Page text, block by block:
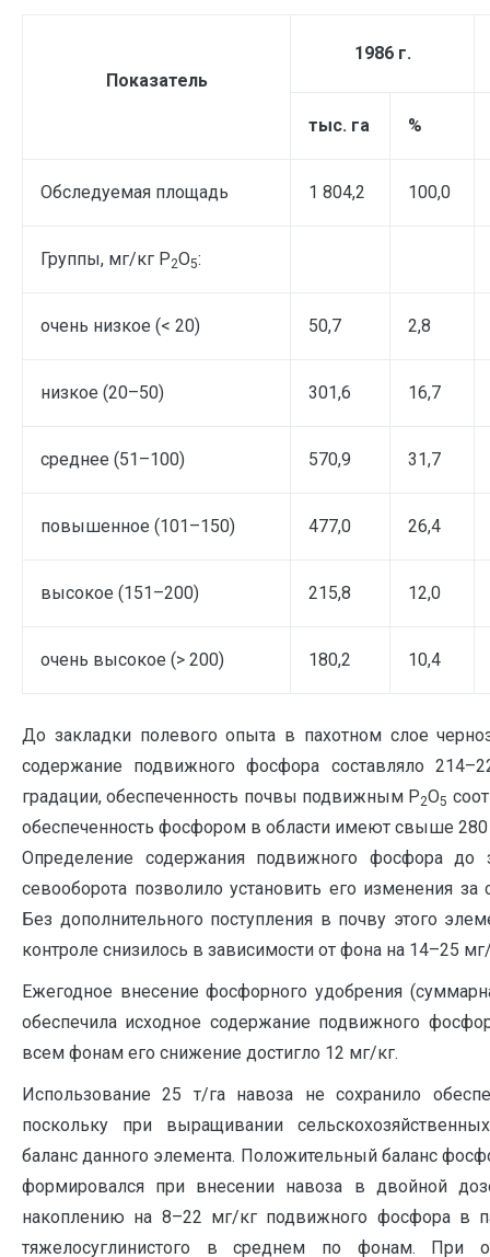
Показатель
1986 г.
тыс. га %
Обследуемая площадь 1 804,2 100,0
Группы, мг/кг P2O5:
очень низкое (< 20) 50,7 2,8
низкое (20–50) 301,6 16,7
среднее (51–100) 570,9 31,7
повышенное (101–150) 477,0 26,4
высокое (151–200) 215,8 12,0
очень высокое (> 200) 180,2 10,4
До закладки полевого опыта в пахотном слое
содержание подвижного фосфора составляло
градации, обеспеченность почвы подвижным Р2О5
обеспеченность фосфором в области имеют свыше
Определение содержания подвижного фосфора до
севооборота позволило установить его изменения
Без дополнительного поступления в почву этого
контроле снизилось в зависимости от фона на 14–25
Ежегодное внесение фосфорного удобрения
обеспечила исходное содержание подвижного
всем фонам его снижение достигло 12 мг/кг.
Использование 25 т/га навоза не сохранило
поскольку при выращивании
баланс данного элемента. Положительный баланс
формировался при внесении навоза в двойной
накоплению на 8–22 мг/кг подвижного фосфора в
тяжелосуглинистого в среднем по фонам. При